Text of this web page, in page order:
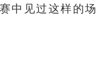
中见过这样的场